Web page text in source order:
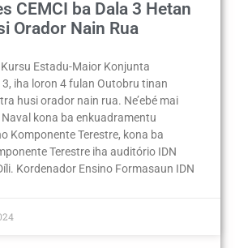
CEMCI ba Dala 3 Hetan
Orador Nain Rua
Estadu-Maior Konjunta
iha loron 4 fulan Outobru tinan
husi orador nain rua. Ne’ebé mai
kona ba enkuadramentu
Komponente Terestre, kona ba
Terestre iha auditório IDN
Kordenador Ensino Formasaun IDN